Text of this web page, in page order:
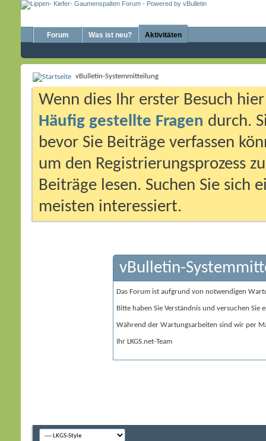
Forum Was ist neu? Aktivitäten
vBulletin-Systemmitteilung
Wenn dies Ihr erster Besuch
Häufig gestellte Fragen durch.
bevor Sie Beiträge verfassen
um den Registrierungsprozess
Beiträge lesen. Suchen Sie sich
meisten interessiert.
vBulletin-
Das Forum ist aufgrund von notwendigen
Bitte haben Sie Verständnis und versuchen Sie
Während der Wartungsarbeiten sind wir per
Ihr LKGS.net-Team